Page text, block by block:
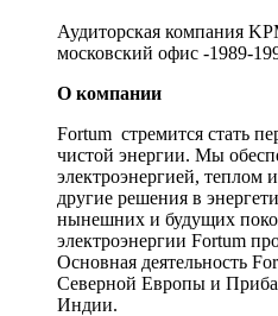
Аудиторская компания
московский офис -1989-
О компании
Fortum стремится стать
чистой энергии. Мы
электроэнергией, теплом
другие решения в
нынешних и будущих
электроэнергии Fortum
Основная деятельность
Северной Европы и
Индии.